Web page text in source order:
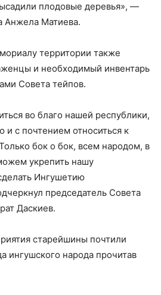
плодовые деревья», —
Анжела Матиева.
территории также
и необходимый инвентарь
Совета тейпов.
во благо нашей республики,
и с почтением относиться к
бок о бок, всем народом, в
укрепить нашу
Ингушетию
председатель Совета
Даскиев.
старейшины почтили
ингушского народа прочитав